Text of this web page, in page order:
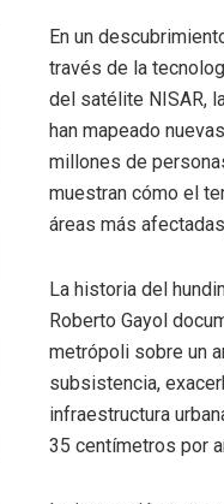
En un
través de la
del satélite NISAR,
han mapeado
millones de
muestran cómo el
áreas más
La historia del
Roberto Gayol
metrópoli sobre un
subsistencia,
infraestructura
35 centímetros por